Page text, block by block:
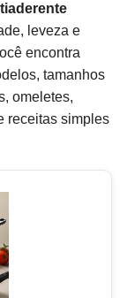
leveza e
encontra
tamanhos
omeletes,
receitas simples